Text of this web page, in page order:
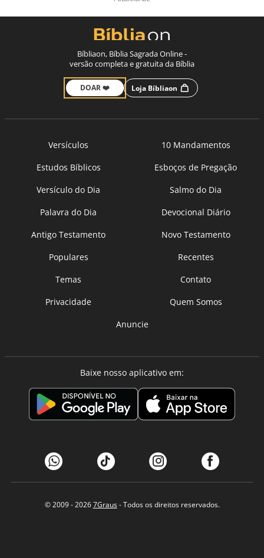
Bíbliaon, Bíblia Sagrada Online -
versão completa e gratuita da Bíblia
DOAR ❤️ Loja Bíbliaon
Versículos
10 Mandamentos
Estudos Bíblicos
Esboços de Pregação
Versículo do Dia
Salmo do Dia
Palavra do Dia
Devocional Diário
Antigo Testamento
Novo Testamento
Populares
Recentes
Temas
Contato
Privacidade
Quem Somos
Anuncie
Baixe nosso aplicativo em:
© 2009 - 20267Graus- Todos os direitos reservados.